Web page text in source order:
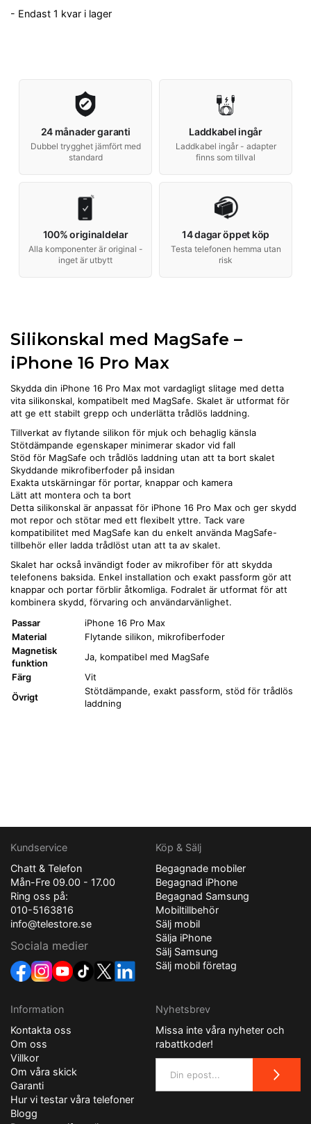
- Endast 1 kvar i lager
24 månader garanti
Dubbel trygghet jämfört med
standard
Laddkabel ingår
Laddkabel ingår - adapter
finns som tillval
100% originaldelar
Alla komponenter är original -
inget är utbytt
14 dagar öppet köp
Testa telefonen hemma utan
risk
Silikonskal med MagSafe –
iPhone 16 Pro Max
Skydda din iPhone 16 Pro Max mot vardagligt slitage med detta
vita silikonskal, kompatibelt med MagSafe. Skalet är utformat för
att ge ett stabilt grepp och underlätta trådlös laddning.
Tillverkat av flytande silikon för mjuk och behaglig känsla
Stötdämpande egenskaper minimerar skador vid fall
Stöd för MagSafe och trådlös laddning utan att ta bort skalet
Skyddande mikrofiberfoder på insidan
Exakta utskärningar för portar, knappar och kamera
Lätt att montera och ta bort
Detta silikonskal är anpassat för iPhone 16 Pro Max och ger skydd
mot repor och stötar med ett flexibelt yttre. Tack vare
kompatibilitet med MagSafe kan du enkelt använda MagSafe-
tillbehör eller ladda trådlöst utan att ta av skalet.
Skalet har också invändigt foder av mikrofiber för att skydda
telefonens baksida. Enkel installation och exakt passform gör att
knappar och portar förblir åtkomliga. Fodralet är utformat för att
kombinera skydd, förvaring och användarvänlighet.
Passar
iPhone 16 Pro Max
Material
Flytande silikon, mikrofiberfoder
Magnetisk
funktion
Ja, kompatibel med MagSafe
Färg
Vit
Övrigt
Stötdämpande, exakt passform, stöd för trådlös
laddning
Kundservice
Chatt & Telefon
Mån-Fre 09.00 - 17.00
Ring oss på:
010-5163816
info@telestore.se
Sociala medier
Köp & Sälj
Begagnade mobiler
Begagnad iPhone
Begagnad Samsung
Mobiltillbehör
Sälj mobil
Sälja iPhone
Sälj Samsung
Sälj mobil företag
Information
Kontakta oss
Om oss
Villkor
Om våra skick
Garanti
Hur vi testar våra telefoner
Blogg
Nyhetsbrev
Missa inte våra nyheter och
rabattkoder!